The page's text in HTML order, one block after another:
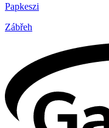
Papkeszi
Zábřeh